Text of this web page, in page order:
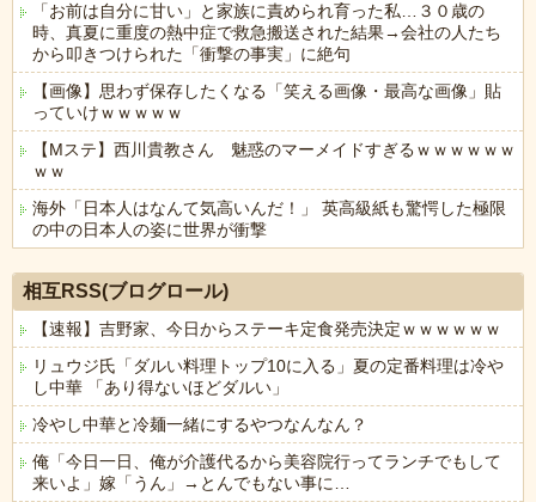
「お前は自分に甘い」と家族に責められ育った私…３０歳の
時、真夏に重度の熱中症で救急搬送された結果→会社の人たち
から叩きつけられた「衝撃の事実」に絶句
【画像】思わず保存したくなる「笑える画像・最高な画像」貼
っていけｗｗｗｗｗ
【Mステ】西川貴教さん 魅惑のマーメイドすぎるｗｗｗｗｗｗ
ｗｗ
海外「日本人はなんて気高いんだ！」 英高級紙も驚愕した極限
の中の日本人の姿に世界が衝撃
相互RSS(ブログロール)
【速報】吉野家、今日からステーキ定食発売決定ｗｗｗｗｗｗ
リュウジ氏「ダルい料理トップ10に入る」夏の定番料理は冷や
し中華 「あり得ないほどダルい」
冷やし中華と冷麺一緒にするやつなんなん？
俺「今日一日、俺が介護代るから美容院行ってランチでもして
来いよ」嫁「うん」→とんでもない事に…